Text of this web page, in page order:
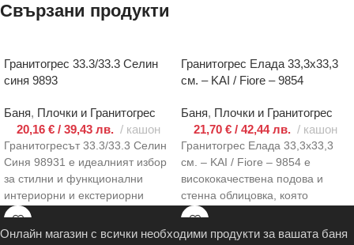
Свързани продукти
Гранитогрес 33.3/33.3 Селин
синя 9893
Баня, Плочки и Гранитогрес
20,16 € / 39,43 лв. кашон
Гранитогресът 33.3/33.3 Селин
Синя 98931 е идеалният избор
за стилни и функционални
интериорни и екстериорни
пространства. С елегантния си
син
Гранитогрес Елада 33,3х33,3
см. – KAI / Fiore – 9854
Баня, Плочки и Гранитогрес
21,70 € / 42,44 лв. кашон
Гранитогрес Елада 33,3х33,3
см. – KAI / Fiore – 9854 е
висококачествена подова и
стенна облицовка, която
съчетава изтънчен стил и
Онлайн магазин с всички необходими продукти за вашата баня